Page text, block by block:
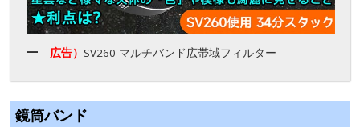
広告） SV260 マルチバンド広帯域フィルター
鏡筒バンド